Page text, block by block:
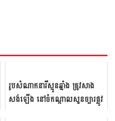
រូប​សំណាក​នារី​ស្មូន​ឆ្នាំង ត្រូវ​សាង​
សង់​ឡើង នៅ​ចំកណ្តាល​សួន​ច្បារ​ផ្លូវ